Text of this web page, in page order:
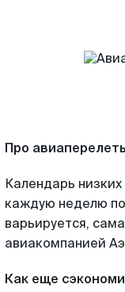
Про
Календарь
каждую неделю
варьируется,
авиакомпанией
Как еще